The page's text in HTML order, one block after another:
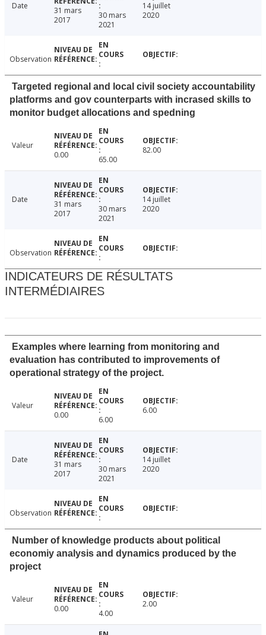
Date
31 mars
2017
30 mars
2021
14 juillet
2020
Observation
Targeted regional and local civil society accountability
platforms and gov counterparts with incrased skills to
monitor budget allocations and spedning
Valeur
0.00
65.00
82.00
Date
31 mars
2017
30 mars
2021
14 juillet
2020
Observation
INDICATEURS DE RÉSULTATS
INTERMÉDIAIRES
Examples where learning from monitoring and
evaluation has contributed to improvements of
operational strategy of the project.
Valeur
0.00
6.00
6.00
Date
31 mars
2017
30 mars
2021
14 juillet
2020
Observation
Number of knowledge products about political
economiy analysis and dynamics produced by the
project
Valeur
0.00
4.00
2.00